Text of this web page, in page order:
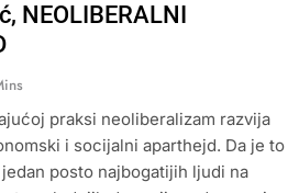
NEOLIBERALNI
praksi neoliberalizam razvija
i socijalni aparthejd. Da je to
posto najbogatijih ljudi na